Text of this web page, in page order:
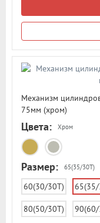
Механизм
75мм (хром)
Цвета: Хром
Размер: 65(35/30Т)
60(30/30T)
80(50/30T)
90(60/